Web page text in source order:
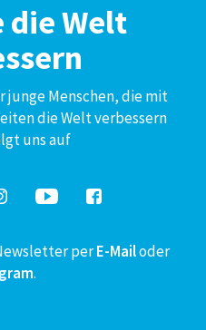
die Welt
junge Menschen, die mit
die Welt verbessern
uns auf
perE-Mailoder
.